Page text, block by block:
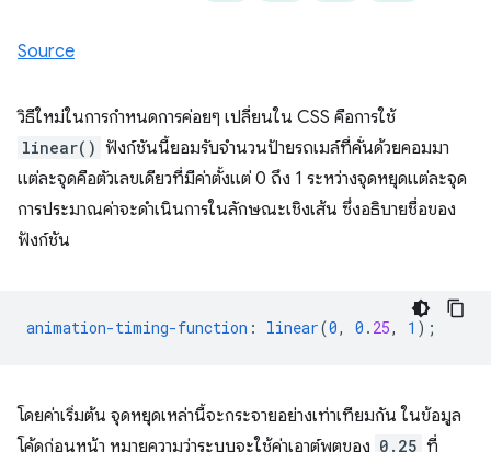
Source
วิธีใหม่ในการกำหนดการค่อยๆ เปลี่ยนใน CSS คือการใช้
linear() ฟังก์ชันนี้ยอมรับจำนวนป้ายรถเมล์ที่คั่นด้วยคอมมา
แต่ละจุดคือตัวเลขเดียวที่มีค่าตั้งแต่ 0 ถึง 1 ระหว่างจุดหยุดแต่ละจุด
การประมาณค่าจะดำเนินการในลักษณะเชิงเส้น ซึ่งอธิบายชื่อของ
ฟังก์ชัน
animation-timing-function : linear(0, 0 . 25, 1 );
โดยค่าเริ่มต้น จุดหยุดเหล่านี้จะกระจายอย่างเท่าเทียมกัน ในข้อมูล
โค้ดก่อนหน้า หมายความว่าระบบจะใช้ค่าเอาต์พุตของ 0.25 ที่